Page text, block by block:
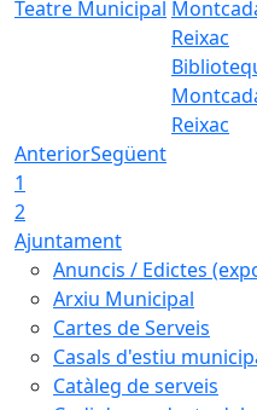
Teatre Municipal
Reixac
AnteriorSegüent
1
2
Ajuntament
Anuncis / Edictes
Arxiu Municipal
Cartes de Serveis
Casals d'estiu
Catàleg de serveis